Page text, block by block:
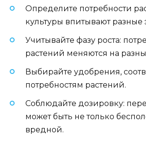
Определите потребности
культуры впитывают разные
Учитывайте фазу роста:
растений меняются на
Выбирайте удобрения,
потребностям растений.
Соблюдайте дозировку:
может быть не только
вредной.